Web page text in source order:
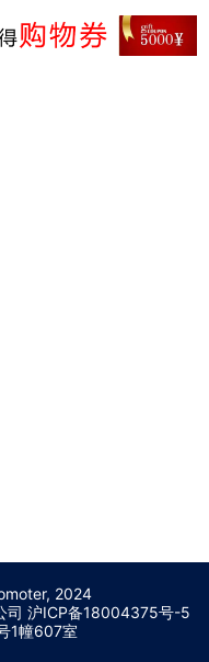
2024
司 沪ICP备18004375号-5
1幢607室